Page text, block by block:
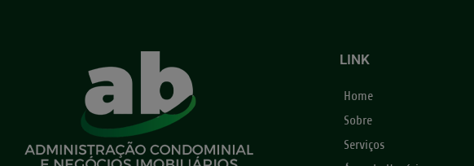
LINK
Home
Sobre
Serviços